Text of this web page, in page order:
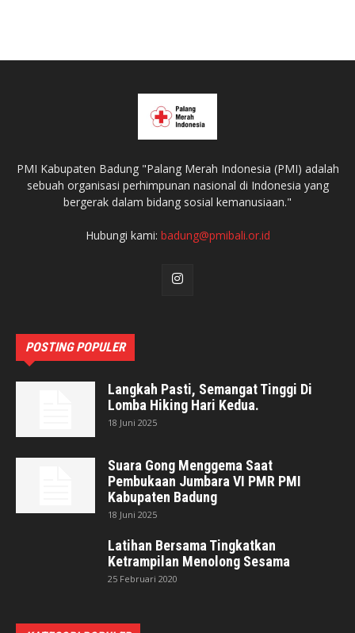
PMI Kabupaten Badung "Palang Merah Indonesia (PMI) adalah
sebuah organisasi perhimpunan nasional di Indonesia yang
bergerak dalam bidang sosial kemanusiaan."
Hubungi kami: badung@pmibali.or.id
POSTING POPULER
Langkah Pasti, Semangat Tinggi Di
Lomba Hiking Hari Kedua.
18 Juni 2025
Suara Gong Menggema Saat
Pembukaan Jumbara VI PMR PMI
Kabupaten Badung
18 Juni 2025
Latihan Bersama Tingkatkan
Ketrampilan Menolong Sesama
25 Februari 2020